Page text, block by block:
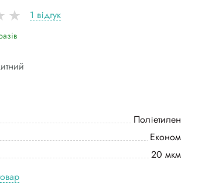
1 відгук
Поліетилен
Економ
20 мкм